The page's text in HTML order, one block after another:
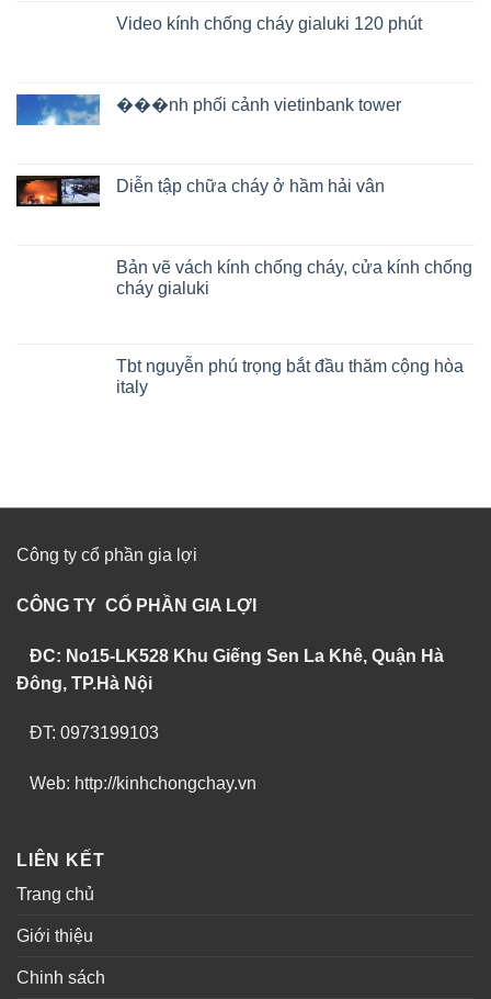
Video kính chống cháy gialuki 120 phút
���nh phối cảnh vietinbank tower
Diễn tập chữa cháy ở hầm hải vân
Bản vẽ vách kính chống cháy, cửa kính chống
cháy gialuki
Tbt nguyễn phú trọng bắt đầu thăm cộng hòa
italy
Công ty cổ phần gia lợi
CÔNG TY CỔ PHẦN GIA LỢI
ĐC: No15-LK528 Khu Giếng Sen La Khê, Quận Hà
Đông, TP.Hà Nội
ĐT: 0973199103
Web: http://kinhchongchay.vn
LIÊN KẾT
Trang chủ
Giới thiệu
Chinh sách